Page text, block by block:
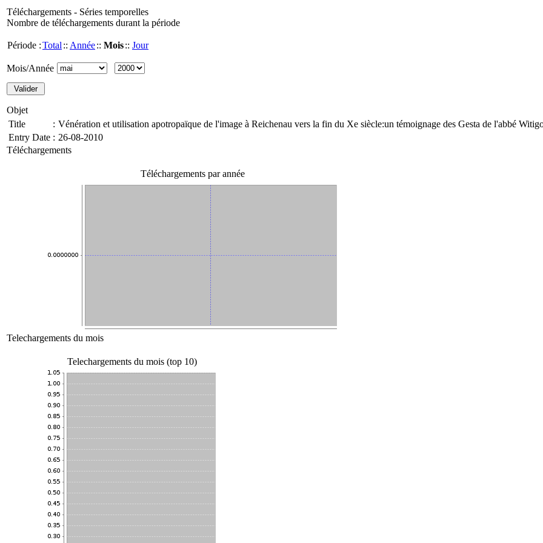
Téléchargements - Séries temporelles
Nombre de téléchargements durant la période
Période :Total :: Année:: Mois:: Jour
Mois/Année
Objet
Title
: Vénération et utilisation apotropaïque de l'image à Reichenau vers la fin du Xe siècle:un témoignage des Gesta de l'abbé
Entry Date : 26-08-2010
Téléchargements
Téléchargements par année
Telechargements du mois
Telechargements du mois (top 10)